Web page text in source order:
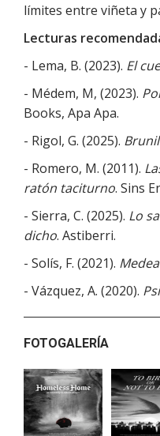
límites entre viñeta y
Lecturas
- Lema, B. (2023). El
- Médem, M, (2023).
Books, Apa Apa.
- Rigol, G. (2025).
- Romero, M. (2011).
ratón taciturno. Sins
- Sierra, C. (2025). Lo
dicho. Astiberri.
- Solís, F. (2021).
- Vázquez, A. (2020).
FOTOGALERÍA